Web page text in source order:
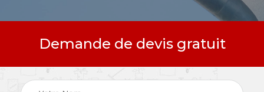
Demande de devis gratuit